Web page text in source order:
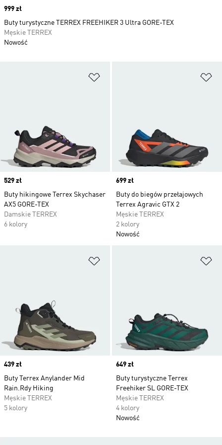
Price
529 zł
Buty hikingowe Terrex Skychaser
AX5 GORE-TEX
Damskie TERREX
6 kolory
Price
699 zł
Buty do biegów przełajowych
Terrex Agravic GTX 2
Męskie TERREX
2 kolory
Nowość
Price
439 zł
Buty Terrex Anylander Mid
Rain.Rdy Hiking
Męskie TERREX
5 kolory
Price
649 zł
Buty turystyczne Terrex
Freehiker SL GORE-TEX
Męskie TERREX
4 kolory
Nowość
Price
999 zł
Buty turystyczne TERREX FREEHIKER 3 Ultra GORE-TEX
Męskie TERREX
Nowość